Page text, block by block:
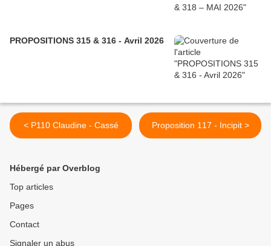
PROPOSITIONS 315 & 316 - Avril 2026
< P110 Claudine - Cassé Proposition 117 - Incipit >
Hébergé par Overblog
Top articles
Pages
Contact
Signaler un abus